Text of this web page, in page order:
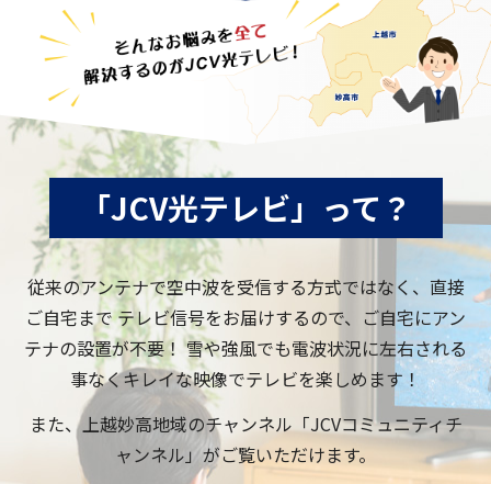
「JCV光テレビ」って？
従来のアンテナで空中波を受信する方式ではなく、直接
ご自宅までテレビ信号をお届けするので、ご自宅にアン
テナの設置が不要！ 雪や強風でも電波状況に左右される
事なくキレイな映像でテレビを楽しめます！
また、上越妙高地域のチャンネル「JCVコミュニティチ
ャンネル」がご覧いただけます。